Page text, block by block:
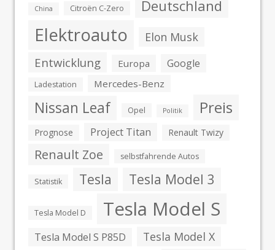
China Citroën C-Zero Deutschland
Elektroauto Elon Musk
Entwicklung Europa Google
Ladestation Mercedes-Benz
Nissan Leaf Opel Politik Preis
Prognose Project Titan Renault Twizy
Renault Zoe selbstfahrende Autos
Statistik Tesla Tesla Model 3
Tesla Model D Tesla Model S
Tesla Model S P85D
Tesla Model X